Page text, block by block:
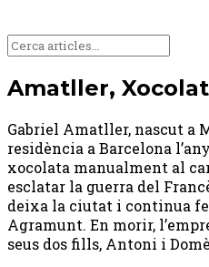
Amatller,
Gabriel Amatller, nascut a
residència a Barcelona
xocolata manualment al
esclatar la guerra del
deixa la ciutat i continua
Agramunt. En morir,
seus dos fills, Antoni i